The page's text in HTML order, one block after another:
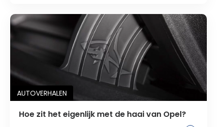
AUTOVERHALEN
Hoe zit het eigenlijk met de haai van Opel?